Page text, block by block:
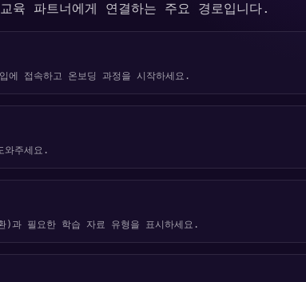
육 파트너에게 연결하는 주요 경로입니다.
에 접속하고 온보딩 과정을 시작하세요.
주세요.
과 필요한 학습 자료 유형을 표시하세요.